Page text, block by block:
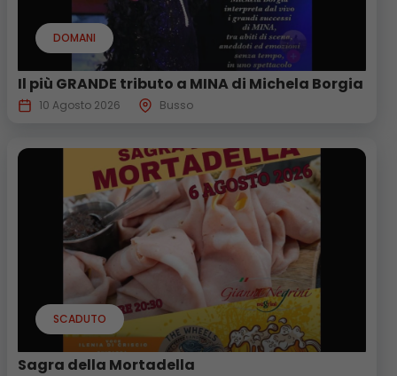
DOMANI
Il più GRANDE tributo a MINA di Michela Borgia
10 Agosto 2026 Busso
SCADUTO
Sagra della Mortadella